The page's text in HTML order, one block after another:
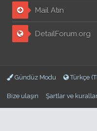
Mail Atın
DetailForum.org
Gündüz Modu Türkçe
Bize ulaşın Şartlar ve